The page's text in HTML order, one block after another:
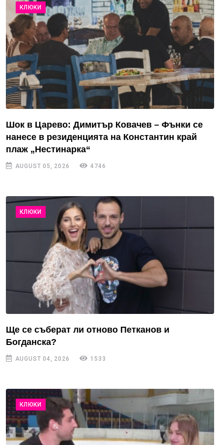
КЛЮКИ
Шок в Царево: Димитър Ковачев – Фънки се
нанесе в резиденцията на Константин край
плаж „Нестинарка“
AUGUST 05, 2026 4746
КЛЮКИ
Ще се съберат ли отново Петканов и
Богданска?
AUGUST 04, 2026 1533
КЛЮКИ